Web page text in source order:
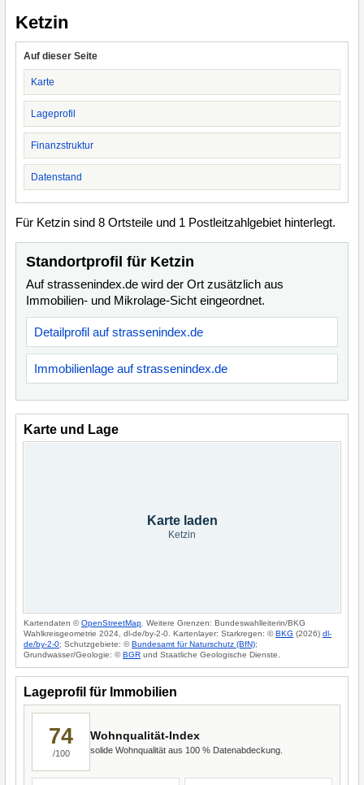
Ketzin
Auf dieser Seite
Karte
Lageprofil
Finanzstruktur
Datenstand
Für Ketzin sind 8 Ortsteile und 1 Postleitzahlgebiet hinterlegt.
Standortprofil für Ketzin
Auf strassenindex.de wird der Ort zusätzlich aus
Immobilien- und Mikrolage-Sicht eingeordnet.
Detailprofil auf strassenindex.de
Immobilienlage auf strassenindex.de
Karte und Lage
Karte laden
Ketzin
Kartendaten ©OpenStreetMap . Weitere Grenzen: Bundeswahlleiterin/BKG
Wahlkreisgeometrie 2024, dl-de/by-2-0. Kartenlayer: Starkregen: ©BKG (2026) dl-
de/by-2-0; Schutzgebiete: ©Bundesamt für Naturschutz (BfN);
Grundwasser/Geologie: ©BGR und Staatliche Geologische Dienste.
Lageprofil für Immobilien
74
/100
Wohnqualität-Index
solide Wohnqualität aus 100 % Datenabdeckung.